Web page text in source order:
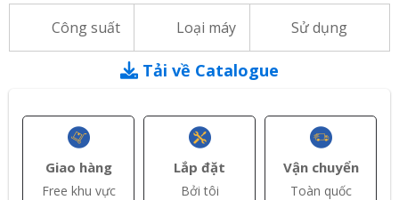
Công suất Loại máy Sử dụng
Tải về Catalogue
Giao hàng
Free khu vực
Lắp đặt
Bởi tôi
Vận chuyển
Toàn quốc